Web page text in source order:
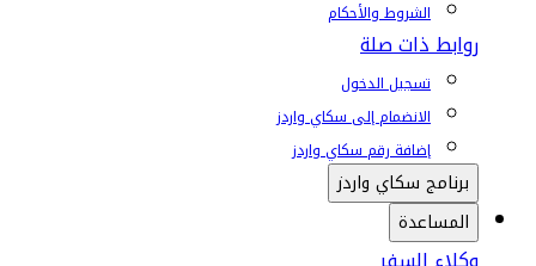
الشروط والأحكام
روابط ذات صلة
تسجيل الدخول
الانضمام إلى سكاي واردز
إضافة رقم سكاي واردز
برنامج سكاي واردز
المساعدة